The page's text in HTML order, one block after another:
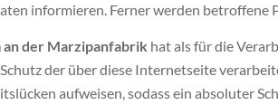
informieren. Ferner werden
der Marzipanfabrik hat als für die
der über diese Internetseite
aufweisen, sodass ein absoluter